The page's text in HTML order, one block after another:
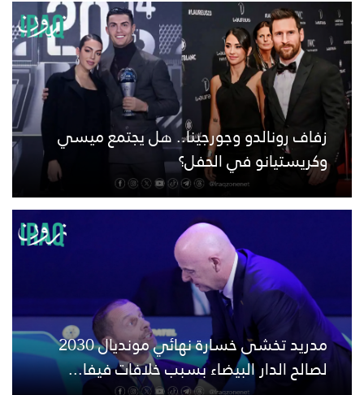
زفاف رونالدو وجورجينا.. هل يجتمع ميسي
وكريستيانو في الحفل؟
مدريد تخشى خسارة نهائي مونديال 2030
لصالح الدار البيضاء بسبب خلافات فيفا...